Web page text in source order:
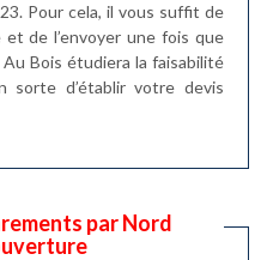
Pour cela, il vous suffit de
de l’envoyer une fois que
Bois étudiera la faisabilité
d’établir votre devis
par Nord